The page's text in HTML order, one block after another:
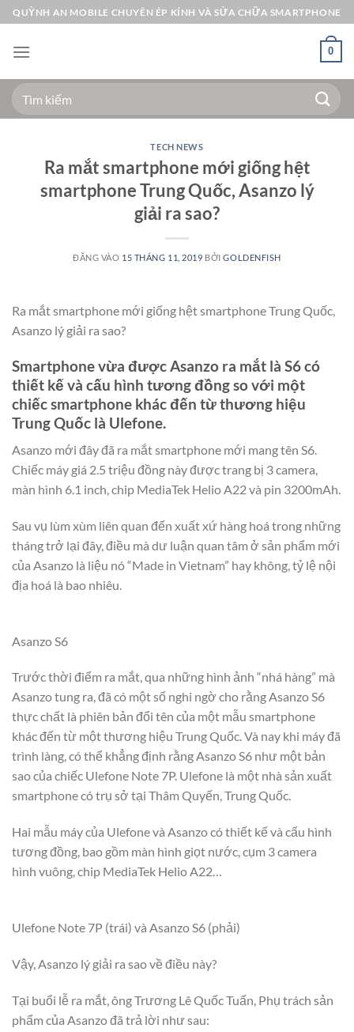
Bỏ
qua
nội
QUỲNH AN MOBILE CHUYÊN ÉP KÍNH VÀ SỬA CHỮA SMARTPHONE
0
Tìm
kiếm:
TECH NEWS
Ra mắt smartphone mới giống hệt
smartphone Trung Quốc, Asanzo lý
giải ra sao?
ĐĂNG VÀO 15 THÁNG 11, 2019 BỞIGOLDENFISH
Ra mắt smartphone mới giống hệt smartphone Trung Quốc,
Asanzo lý giải ra sao?
Smartphone vừa được Asanzo ra mắt là S6 có
thiết kế và cấu hình tương đồng so với một
chiếc smartphone khác đến từ thương hiệu
Trung Quốc là Ulefone.
Asanzo mới đây đã ra mắt smartphone mới mang tên S6.
Chiếc máy giá 2.5 triệu đồng này được trang bị 3 camera,
màn hình 6.1 inch, chip MediaTek Helio A22 và pin 3200mAh.
Sau vụ lùm xùm liên quan đến xuất xứ hàng hoá trong những
tháng trở lại đây, điều mà dư luận quan tâm ở sản phẩm mới
của Asanzo là liệu nó “Made in Vietnam” hay không, tỷ lệ nội
địa hoá là bao nhiêu.
Asanzo S6
Trước thời điểm ra mắt, qua những hình ảnh “nhá hàng” mà
Asanzo tung ra, đã có một số nghi ngờ cho rằng Asanzo S6
thực chất là phiên bản đổi tên của một mẫu smartphone
khác đến từ một thương hiệu Trung Quốc. Và nay khi máy đã
trình làng, có thể khẳng định rằng Asanzo S6 như một bản
sao của chiếc Ulefone Note 7P. Ulefone là một nhà sản xuất
smartphone có trụ sở tại Thâm Quyến, Trung Quốc.
Hai mẫu máy của Ulefone và Asanzo có thiết kế và cấu hình
tương đồng, bao gồm màn hình giọt nước, cụm 3 camera
hình vuông, chip MediaTek Helio A22…
Ulefone Note 7P (trái) và Asanzo S6 (phải)
Vậy, Asanzo lý giải ra sao về điều này?
Tại buổi lễ ra mắt, ông Trương Lê Quốc Tuấn, Phụ trách sản
phẩm của Asanzo đã trả lời như sau: